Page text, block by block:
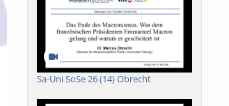
Sa-Uni SoSe 26 (14) Obrecht